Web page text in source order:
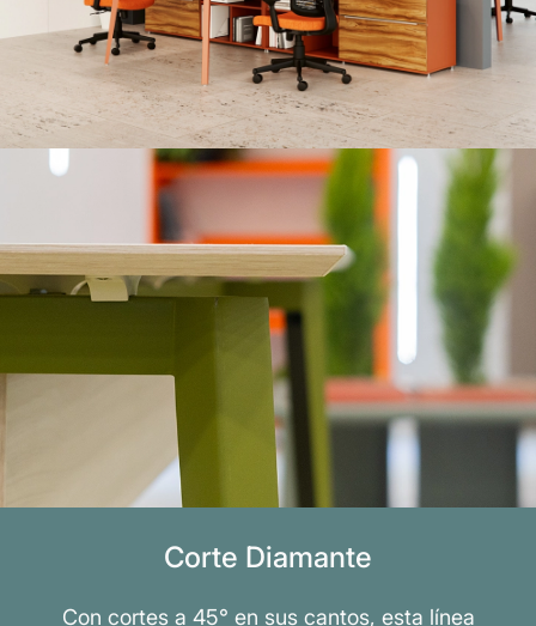
Corte Diamante
Con cortes a 45° en sus cantos, esta línea